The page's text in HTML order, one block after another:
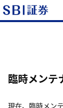
臨時メンテ
現在、臨時メン